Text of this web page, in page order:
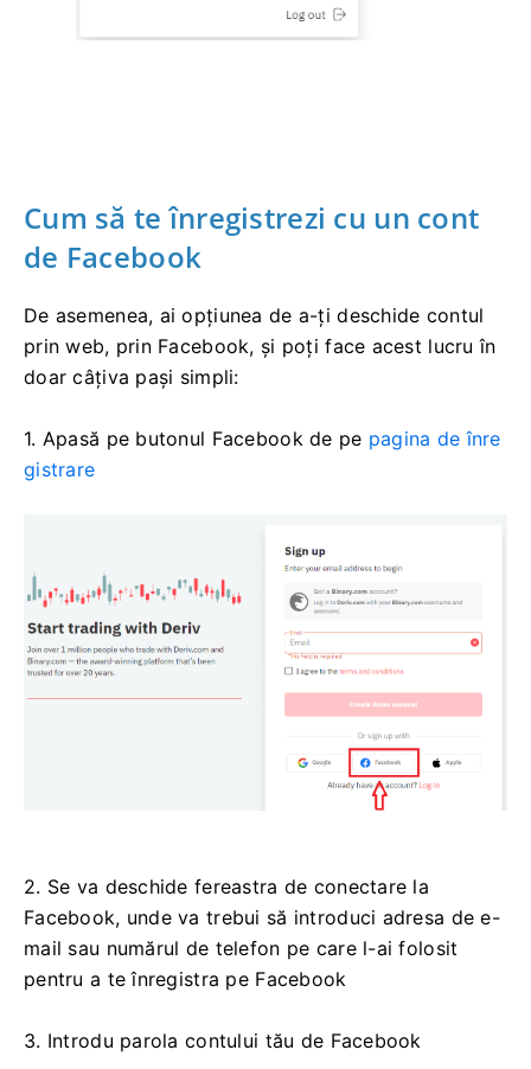
Cum să te înregistrezi cu un cont
de Facebook
De asemenea, ai opțiunea de a-ți deschide contul
prin web, prin Facebook, și poți face acest lucru în
doar câțiva pași simpli:
1. Apasă pe butonul Facebook de pe pagina de înre
gistrare
2. Se va deschide fereastra de conectare la
Facebook, unde va trebui să introduci adresa de e-
mail sau numărul de telefon pe care l-ai folosit
pentru a te înregistra pe Facebook
3. Introdu parola contului tău de Facebook